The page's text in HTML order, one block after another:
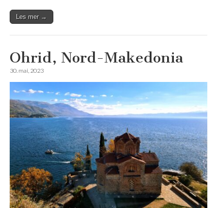
Les mer →
Ohrid, Nord-Makedonia
30. mai, 2023